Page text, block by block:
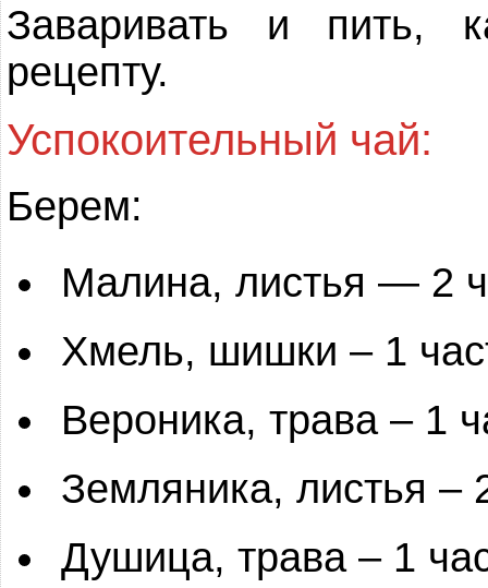
Заваривать и пить,
рецепту.
Успокоительный чай:
Берем:
Малина, листья — 2
Хмель, шишки – 1
Вероника, трава – 1
Земляника, листья –
Душица, трава – 1